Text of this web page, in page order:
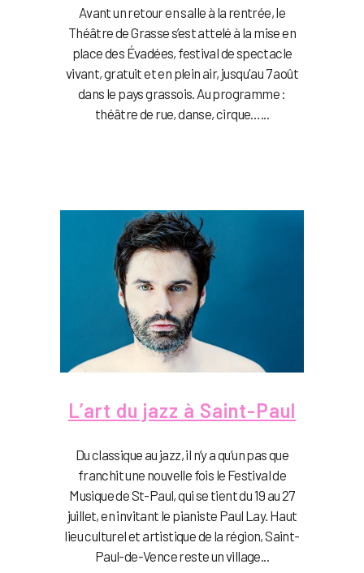
Avant un retour en salle à la rentrée, le
Théâtre de Grasse s’est attelé à la mise en
place des Évadées, festival de spectacle
vivant, gratuit et en plein air, jusqu'au 7 août
dans le pays grassois. Au programme :
théâtre de rue, danse, cirque…...
L’art du jazz à Saint-Paul
Du classique au jazz, il n’y a qu’un pas que
franchit une nouvelle fois le Festival de
Musique de St-Paul, qui se tient du 19 au 27
juillet, en invitant le pianiste Paul Lay. Haut
lieu culturel et artistique de la région, Saint-
Paul-de-Vence reste un village...